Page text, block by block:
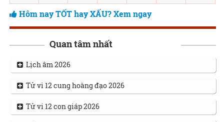
Hôm nay TỐT hay XẤU? Xem ngay
Quan tâm nhất
Lịch âm 2026
Tử vi 12 cung hoàng đạo 2026
Tử vi 12 con giáp 2026